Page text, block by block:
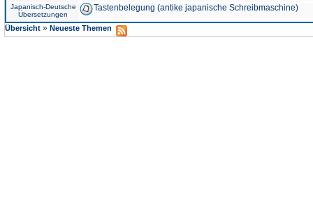
Japanisch-Deutsche
Übersetzungen
Tastenbelegung (antike japanische Schreibmaschine)
Übersicht » Neueste Themen